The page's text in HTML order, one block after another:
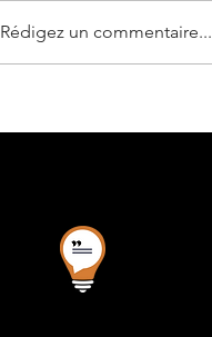
Rédigez un commentaire...